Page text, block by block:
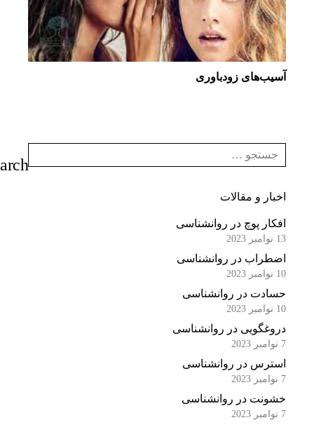
آسیب‌های زودباوری
اخبار و مقالات
افکار پوچ در روانشناسی
اضطراب در روانشناسی
حسادت در روانشناسی
دروغگویی در روانشناسی
استرس در روانشناسی
خشونت در روانشناسی